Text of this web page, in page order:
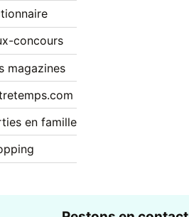
concours
magazines
en famille